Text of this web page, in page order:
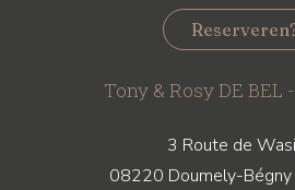
Tony & Rosy DE BEL
3 Route de
08220 Doumely-